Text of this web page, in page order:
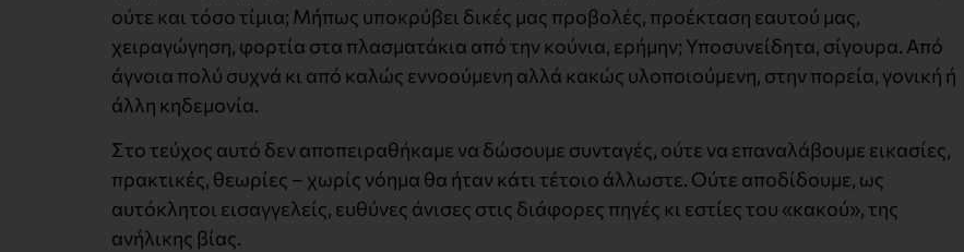
ούτε και τόσο τίμια; Μήπως υποκρύβει δικές μας προβολές, προέκταση εαυτού μας,
χειραγώγηση, φορτία στα πλασματάκια από την κούνια, ερήμην; Υποσυνείδητα, σίγουρα. Από
άγνοια πολύ συχνά κι από καλώς εννοούμενη αλλά κακώς υλοποιούμενη, στην πορεία, γονική ή
άλλη κηδεμονία.
Στο τεύχος αυτό δεν αποπειραθήκαμε να δώσουμε συνταγές, ούτε να επαναλάβουμε εικασίες,
πρακτικές, θεωρίες – χωρίς νόημα θα ήταν κάτι τέτοιο άλλωστε. Ούτε αποδίδουμε, ως
αυτόκλητοι εισαγγελείς, ευθύνες άνισες στις διάφορες πηγές κι εστίες του «κακού», της
ανήλικης βίας.